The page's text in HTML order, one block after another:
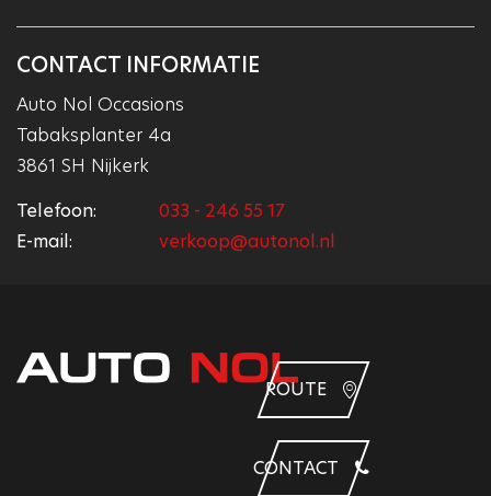
CONTACT INFORMATIE
Auto Nol Occasions
Tabaksplanter 4a
3861 SH Nijkerk
Telefoon:
033 - 246 55 17
E-mail:
verkoop@autonol.nl
ROUTE
CONTACT